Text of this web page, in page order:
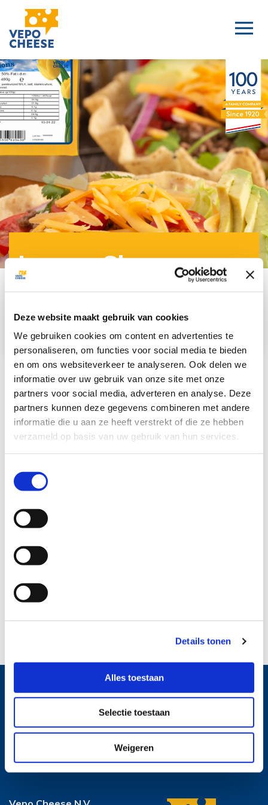
Deze website maakt gebruik van cookies
We gebruiken cookies om content en advertenties te
personaliseren, om functies voor social media te bieden
en om ons websiteverkeer te analyseren. Ook delen we
informatie over uw gebruik van onze site met onze
partners voor social media, adverteren en analyse. Deze
partners kunnen deze gegevens combineren met andere
informatie die u aan ze heeft verstrekt of die ze hebben
verzameld op basis van uw gebruik van hun services.
Details tonen
Alles toestaan
Selectie toestaan
Weigeren
Lernen Sie unsere
neuen Portionen
kennen!
Wir bieten eine große und vielfältige Auswahl an
Käseportionen, die in Flowpack-Verpackungen verpackt sind.
Ein leicht handhabbares Stück Käse, um es in Stücke oder
Würfel zu schneiden oder zu reiben. In kürzester Zeit können
Sie diese dann für verschiedene Anwendungen verwenden.
Vepo Cheese kann Ihnen folgende Verpackungsvarianten
anbieten:
Erhältlich in transparenter oder bedruckter Folie mit Aufkleber
Lieferumfang Verpackung:
Maße Portionen:
MHD:min. 10 Wochen
Käsesorten:
Interessiert? Rufen Sie unsere Verkaufsabteilung an oder
mailen Sie uns.
Tel.: +31 172 635200
Anmelden für ‘Vepo News‘
Vepo Cheese auf dem Laufenden bleiben? Dann melden Sie sich jetzt
für den Newsletter ‘Vepo News‘ an.